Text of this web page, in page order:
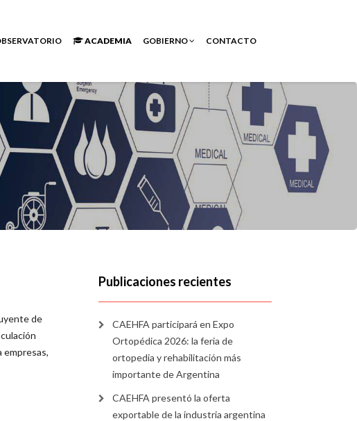
ACADEMIA GOBIERNO CONTACTO
de
empresas,
Publicaciones recientes
CAEHFA participará en Expo
Ortopédica 2026: la feria de
ortopedia y rehabilitación más
importante de Argentina
CAEHFA presentó la oferta
exportable de la industria argentina